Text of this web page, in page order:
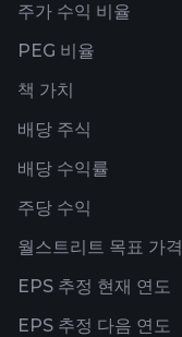
주가 수익 비율
PEG 비율
책 가치
배당 주식
배당 수익률
주당 수익
월스트리트 목표 가격
EPS 추정 현재 연도
EPS 추정 다음 연도